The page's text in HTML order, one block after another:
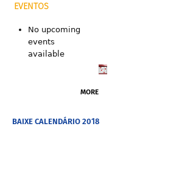
EVENTOS
No upcoming
events
available
MORE
BAIXE CALENDÁRIO 2018